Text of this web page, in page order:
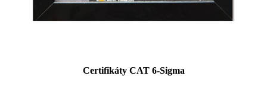
Certifikáty CAT 6-Sigma